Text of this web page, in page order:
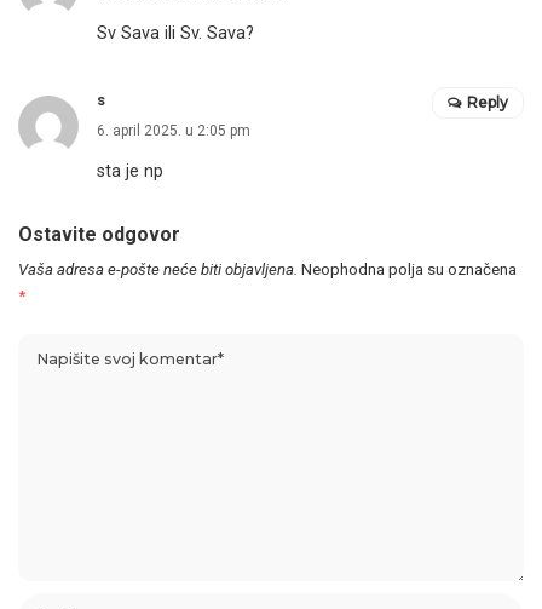
Sv Sava ili Sv. Sava?
s
6. april 2025. u 2:05 pm
sta je np
Reply
Ostavite odgovor
Vaša adresa e-pošte neće biti objavljena. Neophodna polja su označena
*